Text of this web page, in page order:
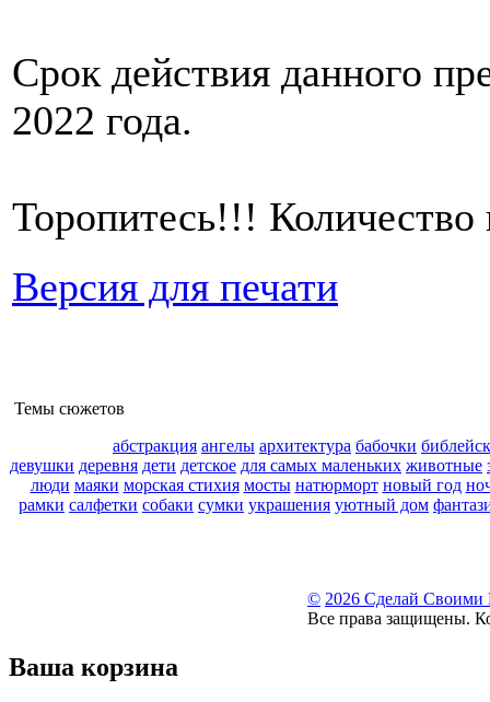
Срок действия данного
2022 года.
Торопитесь!!! Количество
Версия для печати
Темы сюжетов
абстракция ангелы архитектура бабочки
девушки деревня дети детское для самых маленьких животные
люди маяки морская стихия мосты натюрморт новый год
рамки салфетки собаки сумки украшения уютный дом
© 2026 Сделай Своими
Все права защищены.
Ваша корзина